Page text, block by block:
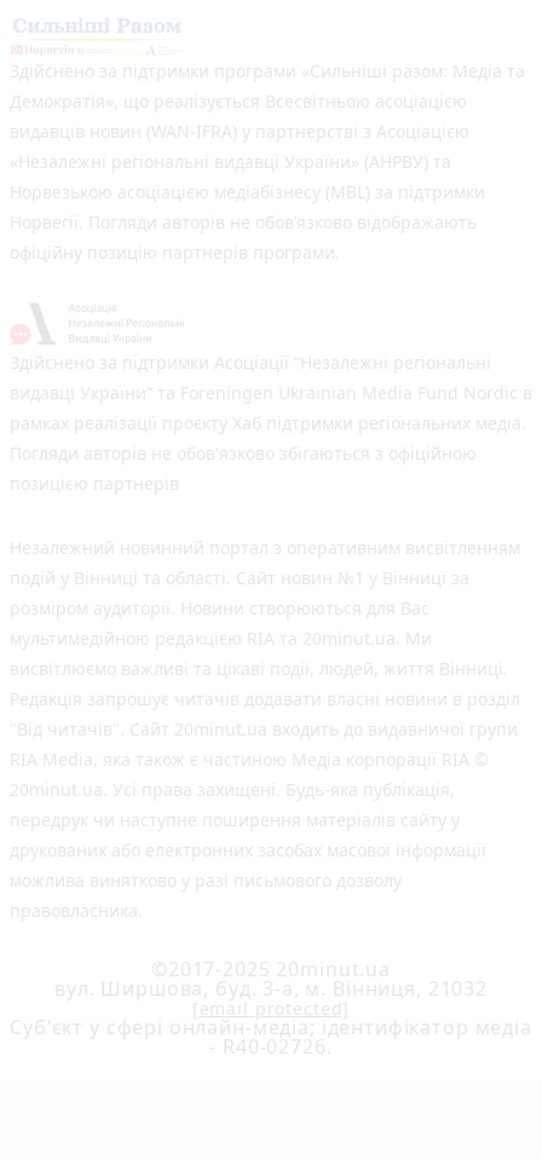
Здійснено за підтримки програми «Сильніші разом: Медіа та
Демократія», що реалізується Всесвітньою асоціацією
видавців новин (WAN-IFRA) у партнерстві з Асоціацією
«Незалежні регіональні видавці України» (АНРВУ) та
Норвезькою асоціацією медіабізнесу (MBL) за підтримки
Норвегії. Погляди авторів не обов’язково відображають
офіційну позицію партнерів програми.
Здійснено за підтримки Асоціації “Незалежні регіональні
видавці України” та Foreningen Ukrainian Media Fund Nordic в
рамках реалізації проєкту Хаб підтримки регіональних медіа.
Погляди авторів не обов'язково збігаються з офіційною
позицією партнерів
Незалежний новинний портал з оперативним висвітленням
подій у Вінниці та області. Сайт новин №1 у Вінниці за
розміром аудиторії. Новини створюються для Вас
мультимедійною редакцією RIA та 20minut.ua. Ми
висвітлюємо важливі та цікаві події, людей, життя Вінниці.
Редакція запрошує читачів додавати власні новини в розділ
"Від читачів". Сайт 20minut.ua входить до видавничої групи
RIA Media, яка також є частиною Медіа корпорації RIA ©
20minut.ua. Усі права захищені. Будь-яка публiкацiя,
передрук чи наступне поширення матеріалів сайту у
друкованих або електронних засобах масової інформації
можлива винятково у разі письмового дозволу
правовласника.
©2017-2025 20minut.ua
вул. Ширшова, буд. 3-а, м. Вінниця, 21032
[email protected]
Cуб'єкт у сфері онлайн-медіа; ідентифікатор медіа
- R40-02726.